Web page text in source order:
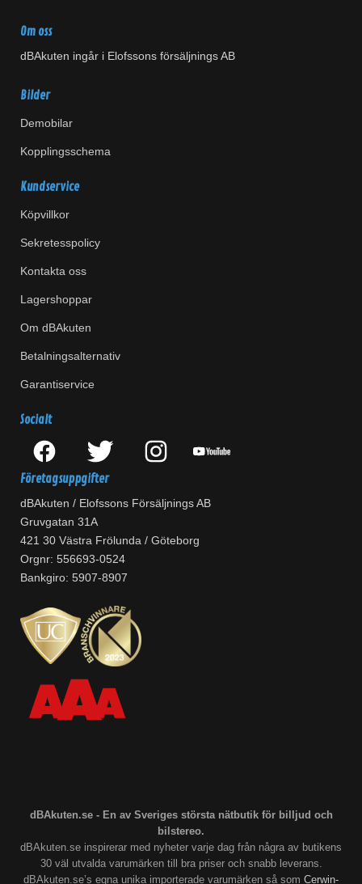
Om oss
dBAkuten ingår i Elofssons försäljnings AB
Bilder
Demobilar
Kopplingsschema
Kundservice
Köpvillkor
Sekretesspolicy
Kontakta oss
Lagershoppar
Om dBAkuten
Betalningsalternativ
Garantiservice
Socialt
Företagsuppgifter
dBAkuten / Elofssons Försäljnings AB
Gruvgatan 31A
421 30 Västra Frölunda / Göteborg
Orgnr: 556693-0524
Bankgiro: 5907-8907
dBAkuten.se - En av Sveriges största nätbutik för billjud och
bilstereo.
dBAkuten.se inspirerar med nyheter varje dag från några av butikens
30 väl utvalda varumärken till bra priser och snabb leverans.
dBAkuten.se’s egna unika importerade varumärken så som Cerwin-